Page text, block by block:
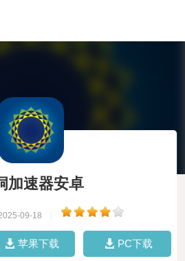
加速器安卓
09-18
苹果下载 PC下载